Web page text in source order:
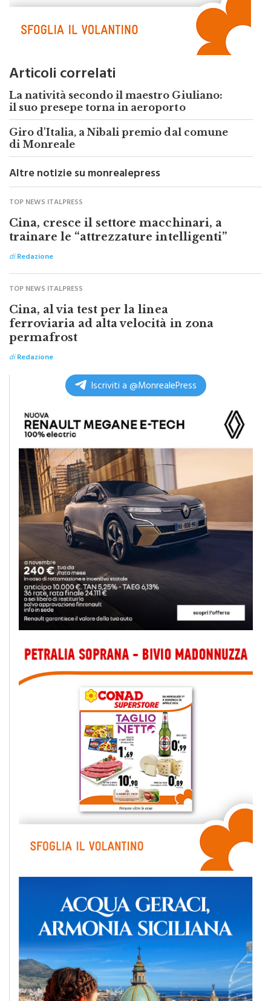
Articoli correlati
La natività secondo il maestro Giuliano:
il suo presepe torna in aeroporto
Giro d'Italia, a Nibali premio dal comune
di Monreale
Altre notizie su monrealepress
TOP NEWS ITALPRESS
Cina, cresce il settore macchinari, a
trainare le “attrezzature intelligenti”
diRedazione
TOP NEWS ITALPRESS
Cina, al via test per la linea
ferroviaria ad alta velocità in zona
permafrost
diRedazione
Iscriviti a @MonrealePress